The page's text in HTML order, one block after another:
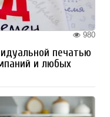
980
печатью
и любых